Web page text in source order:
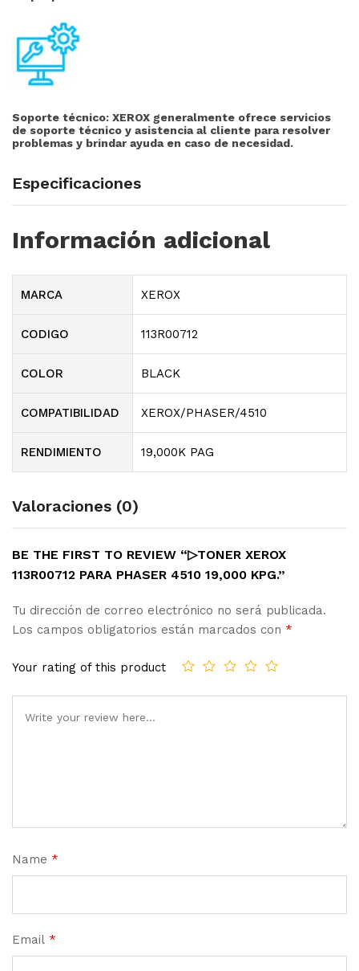
Soporte técnico: XEROX generalmente ofrece servicios
de soporte técnico y asistencia al cliente para resolver
problemas y brindar ayuda en caso de necesidad.
Especificaciones
Información adicional
MARCA XEROX
CODIGO 113R00712
COLOR BLACK
COMPATIBILIDAD XEROX/PHASER/4510
RENDIMIENTO 19,000K PAG
Valoraciones (0)
BE THE FIRST TO REVIEW “▷TONER XEROX
113R00712 PARA PHASER 4510 19,000 KPG.”
Tu dirección de correo electrónico no será publicada.
Los campos obligatorios están marcados con *
Your rating of this product
Name *
Email *